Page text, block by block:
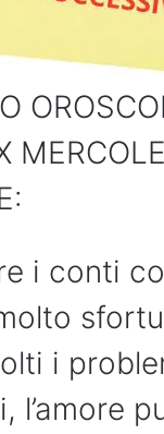
i conti
i
l’amore